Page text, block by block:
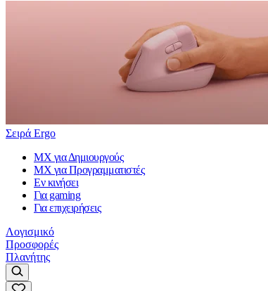
Σειρά Ergo
MX για Δημιουργούς
MX για Προγραμματιστές
Εν κινήσει
Για gaming
Για επιχειρήσεις
Λογισμικό
Προσφορές
Πλανήτης